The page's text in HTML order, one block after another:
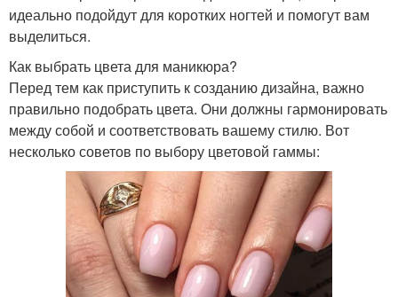
идеально подойдут для коротких ногтей и помогут вам
выделиться.
Как выбрать цвета для маникюра?
Перед тем как приступить к созданию дизайна, важно
правильно подобрать цвета. Они должны гармонировать
между собой и соответствовать вашему стилю. Вот
несколько советов по выбору цветовой гаммы: